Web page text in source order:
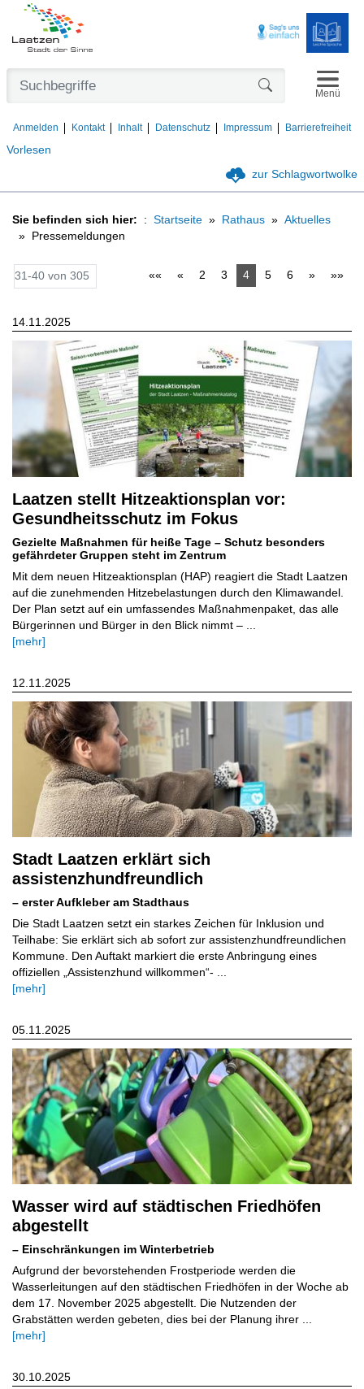
Vorlesen
Anmelden Kontakt Inhalt Datenschutz Impressum Barrierefreiheit
Menü
zur Schlagwortwolke
Sie befinden sich hier: Startseite Rathaus
Aktuelles
Pressemeldungen
31-40 von 305 «« « 2 3 4 5 6 » »»
Laatzen stellt Hitzeaktionsplan vor:
Gesundheitsschutz im Fokus
Gezielte Maßnahmen für heiße Tage – Schutz besonders
gefährdeter Gruppen steht im Zentrum
Mit dem neuen Hitzeaktionsplan (HAP) reagiert die Stadt Laatzen
auf die zunehmenden Hitzebelastungen durch den Klimawandel.
Der Plan setzt auf ein umfassendes Maßnahmenpaket, das alle
Bürgerinnen und Bürger in den Blick nimmt – ...
[mehr]
14.11.2025
Stadt Laatzen erklärt sich
assistenzhundfreundlich
– erster Aufkleber am Stadthaus
Die Stadt Laatzen setzt ein starkes Zeichen für Inklusion und
Teilhabe: Sie erklärt sich ab sofort zur assistenzhundfreundlichen
Kommune. Den Auftakt markiert die erste Anbringung eines
offiziellen „Assistenzhund willkommen“- ...
[mehr]
12.11.2025
Wasser wird auf städtischen Friedhöfen
abgestellt
– Einschränkungen im Winterbetrieb
Aufgrund der bevorstehenden Frostperiode werden die
Wasserleitungen auf den städtischen Friedhöfen in der Woche ab
dem 17. November 2025 abgestellt. Die Nutzenden der
Grabstätten werden gebeten, dies bei der Planung ihrer ...
[mehr]
05.11.2025
30.10.2025